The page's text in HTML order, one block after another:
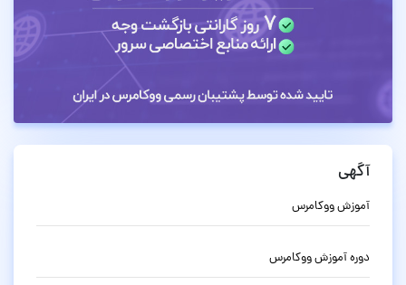
آگهی
آموزش ووکامرس
دوره آموزش ووکامرس